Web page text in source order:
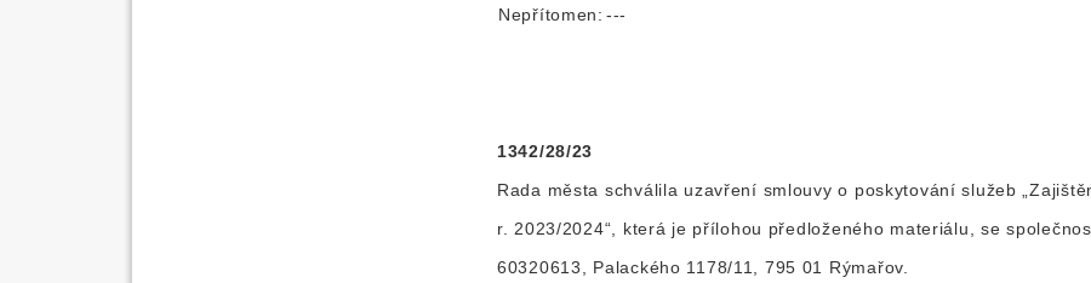
Nepřítomen: ---
1342/28/23
Rada města schválila uzavření smlouvy o poskytování služeb
r. 2023/2024“, která je přílohou předloženého materiálu, se
60320613, Palackého 1178/11, 795 01 Rýmařov.